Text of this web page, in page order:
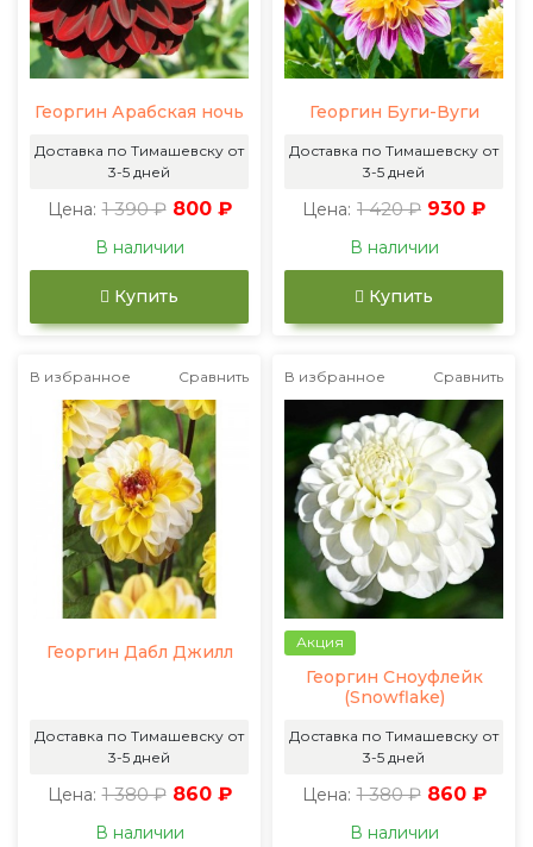
Георгин Арабская ночь
Доставка по Тимашевску от
3-5 дней
Цена: 1 390 ₽ 800 ₽
В наличии
Купить
Георгин Буги-Вуги
Доставка по Тимашевску от
3-5 дней
Цена: 1 420 ₽ 930 ₽
В наличии
Купить
В избранное Сравнить
Георгин Дабл Джилл
Доставка по Тимашевску от
3-5 дней
Цена: 1 380 ₽ 860 ₽
В наличии
В избранное Сравнить
Акция
Георгин Сноуфлейк
(Snowflake)
Доставка по Тимашевску от
3-5 дней
Цена: 1 380 ₽ 860 ₽
В наличии